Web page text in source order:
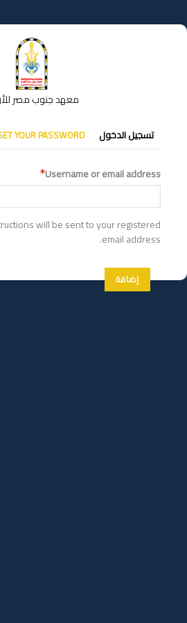
إلى
المحتوى
معهد جنوب مصر
التبويبات
الأساسية
تسجيل الدخول YOUR PASSWORD
Username or email address
will be sent to your registered
email address.